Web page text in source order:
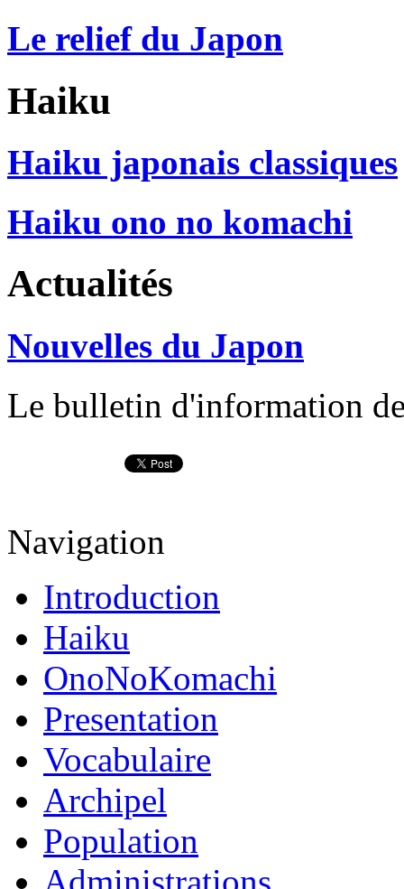
Le relief du Japon
Haiku
Haiku japonais classiques
Haiku ono no komachi
Actualités
Nouvelles du Japon
Le bulletin d'information
Navigation
Introduction
Haiku
OnoNoKomachi
Presentation
Vocabulaire
Archipel
Population